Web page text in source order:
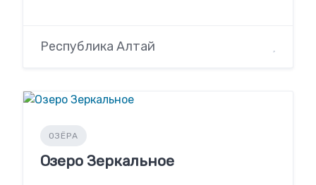
Республика Алтай
ОЗЁРА
Озеро Зеркальное